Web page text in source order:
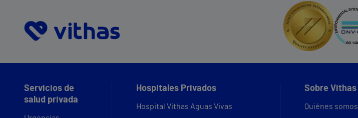
Servicios de
salud privada
Hospitales Privados
Hospital Vithas Aguas Vivas
Sobre Vithas
Quiénes somos